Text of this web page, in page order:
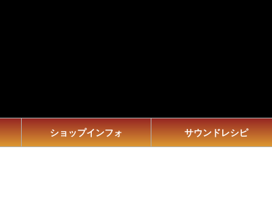
ショップインフォ サウンドレシピ